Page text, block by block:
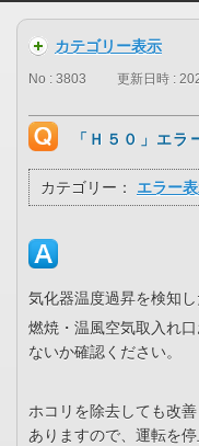
カテゴリー表示
No : 3803 更新日時 :
「Ｈ５０」エラ
カテゴリー： エラー
気化器温度過昇を検知
燃焼・温風空気取入れ
ないか確認ください。
ホコリを除去しても改
ありますので、運転を